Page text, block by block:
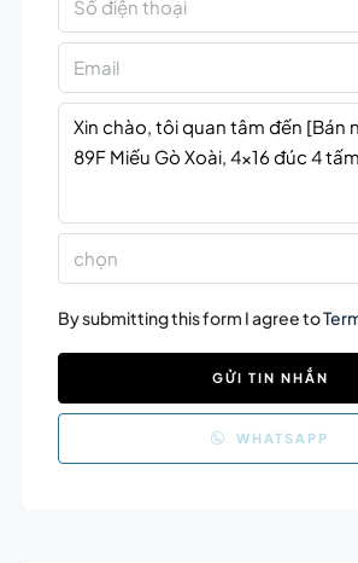
chọn
By submitting this form I agree to
GỬI TIN NHẮN
WHATSAPP